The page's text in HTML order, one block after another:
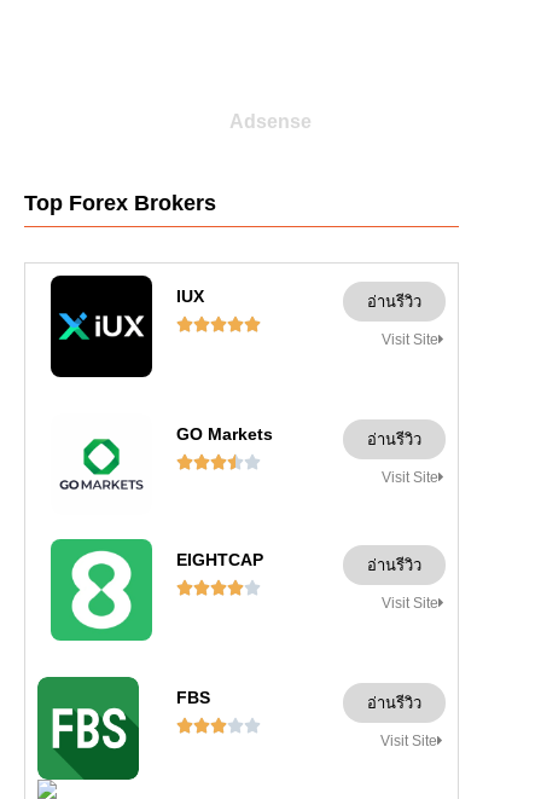
Adsense
Top Forex Brokers
IUX

อ่านรีวิว
Visit Site
GO Markets

อ่านรีวิว
Visit Site
EIGHTCAP

อ่านรีวิว
Visit Site
FBS

อ่านรีวิว
Visit Site